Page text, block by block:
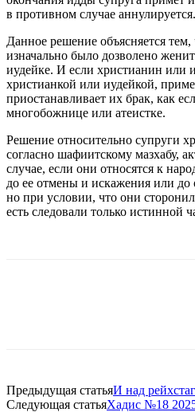
в противном случае аннулируется.
Данное решение объясняется
изначально было дозволено
иудейке. И если христианин или
христианкой или иудейкой,
приостанавливает их брак, как
многобожнице или атеистке.
Решение относительно супруги
согласно шафиитскому мазхабу,
случае, если они относятся к
до ее отмены и искажения или
но при условии, что они
есть следовали только истинной
Предыдущая статьяИ над
Следующая статьяХадис №18